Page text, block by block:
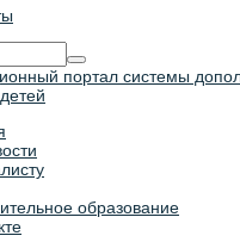
образование